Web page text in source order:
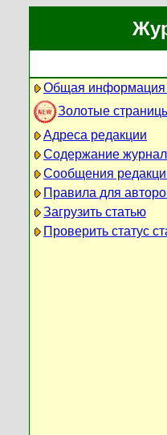
Общая информация
Золотые
Адреса редакции
Содержание
Сообщения
Правила для
Загрузить статью
Проверить статус